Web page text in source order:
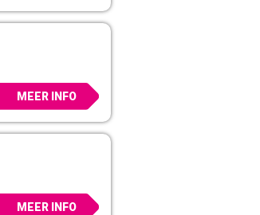
MEER INFO
MEER INFO